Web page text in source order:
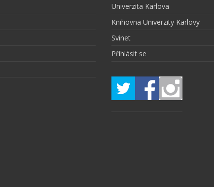
Univerzita Karlova
Knihovna Univerzity Karlovy
Svinet
Přihlásit se